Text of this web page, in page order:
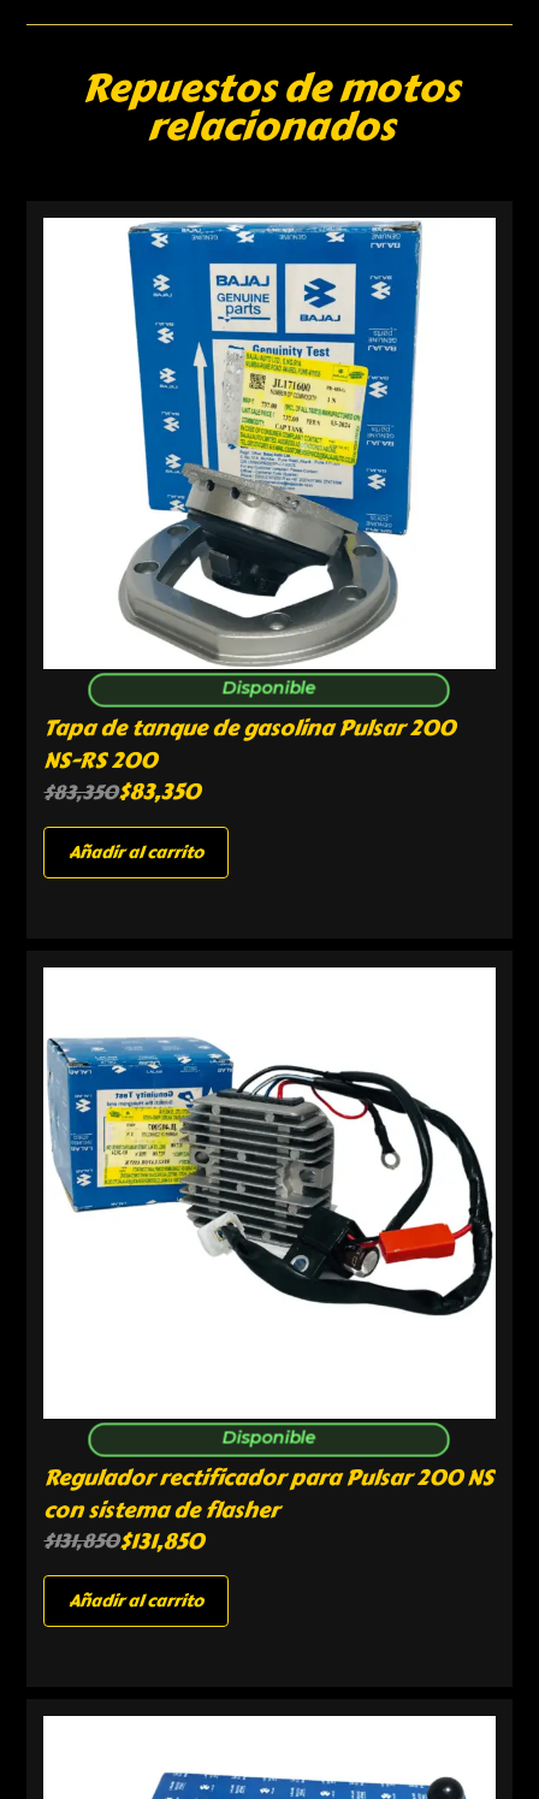
Repuestos de motos
relacionados
Disponible
Tapa de tanque de gasolina Pulsar 200
NS-RS 200
$83,350$83,350
Añadir al carrito
Disponible
Regulador rectificador para Pulsar 200 NS
con sistema de flasher
$131,850$131,850
Añadir al carrito